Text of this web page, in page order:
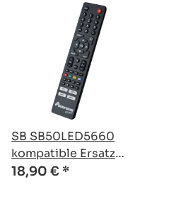
SB SB50LED5660
kompatible Ersatz
Fernbedienung
18,90 € *